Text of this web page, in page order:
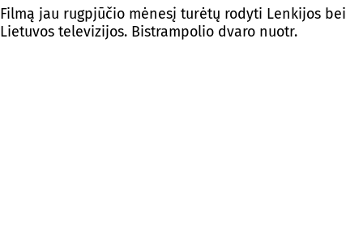
Filmą jau rugpjūčio mėnesį turėtų rodyti Lenkijos bei
Lietuvos televizijos. Bistrampolio dvaro nuotr.